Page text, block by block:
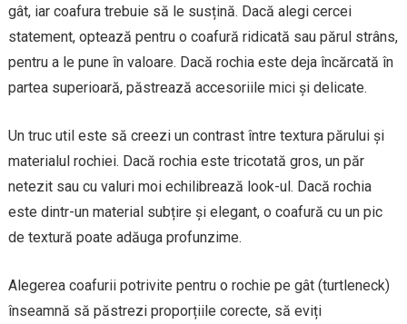
gât, iar coafura trebuie să le susțină. Dacă alegi cercei
statement, optează pentru o coafură ridicată sau părul strâns,
pentru a le pune în valoare. Dacă rochia este deja încărcată în
partea superioară, păstrează accesoriile mici și delicate.
Un truc util este să creezi un contrast între textura părului și
materialul rochiei. Dacă rochia este tricotată gros, un păr
netezit sau cu valuri moi echilibrează look-ul. Dacă rochia
este dintr-un material subțire și elegant, o coafură cu un pic
de textură poate adăuga profunzime.
Alegerea coafurii potrivite pentru o rochie pe gât (turtleneck)
înseamnă să păstrezi proporțiile corecte, să eviți